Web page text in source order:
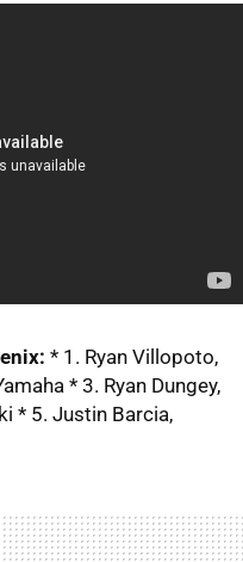
* 1. Ryan Villopoto,
* 3. Ryan Dungey,
* 5. Justin Barcia,